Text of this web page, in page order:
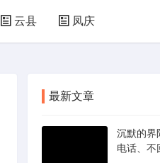
云县 凤庆
最新文章
沉默的界
电话、不